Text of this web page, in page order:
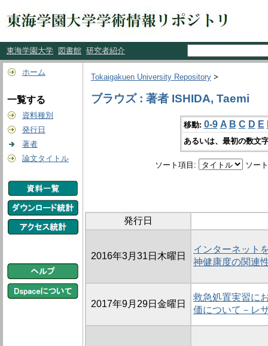
東海学園大学 図書館 研究者紹介
ホーム
一覧する
資料種別
発行日
著者
論文タイトル
Tokaigakuen University Repository >
ブラウズ : 著者 ISHIDA, Taemi
移動: 0-9 A B C D E
あるいは、最初の数文
ソート項目: ソー
発行日
2016年3月31日木曜日
インターネット
神健康度の関連
2017年9月29日金曜日
救急処置実習に
価について－レ